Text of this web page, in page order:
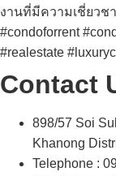
งานที่มีความเชี่ยว
#condoforrent
#realestate
Contact
898/57 Soi
Khanong
Telephone :